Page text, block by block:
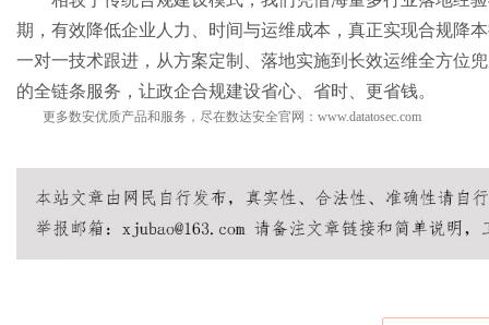
期，有效降低企业人力、时间与运维成本，真正实现合规降
一对一技术跟进，从方案定制、落地实施到长效运维全方位
的全链条服务，让政企合规建设省心、省时、更省钱。
更多数安优质产品和服务，尽在数达安全官网： www.datatosec.com